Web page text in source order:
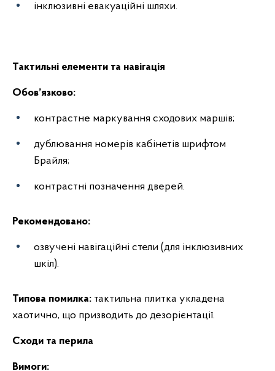
інклюзивні евакуаційні шляхи.
Тактильні елементи та навігація
Обов’язково:
контрастне маркування сходових маршів;
дублювання номерів кабінетів шрифтом
Брайля;
контрастні позначення дверей.
Рекомендовано:
озвучені навігаційні стели (для інклюзивних
шкіл).
Типова помилка: тактильна плитка укладена
хаотично, що призводить до дезорієнтації.
Сходи та перила
Вимоги: